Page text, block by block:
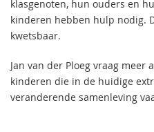
klasgenoten, hun ouders en
kinderen hebben hulp nodig.
kwetsbaar.
Jan van der Ploeg vraag meer
kinderen die in de huidige
veranderende samenleving